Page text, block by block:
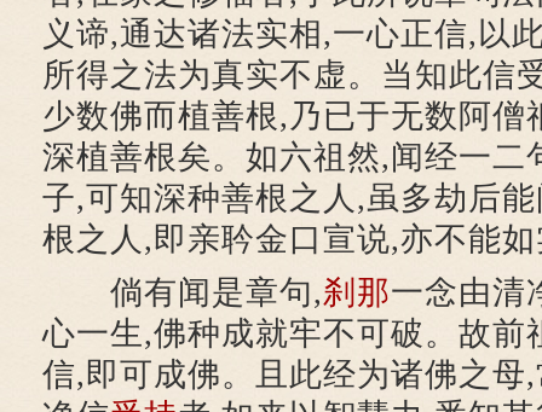
义谛,通达诸法实相,一心正信,以
所得之法为真实不虚。当知此信
少数佛而植善根,乃已于无数阿僧
深植善根矣。如六祖然,闻经一二
子,可知深种善根之人,虽多劫后
根之人,即亲耹金口宣说,亦不能
倘有闻是章句,刹那一念由清
心一生,佛种成就牢不可破。故前
信,即可成佛。且此经为诸佛之母